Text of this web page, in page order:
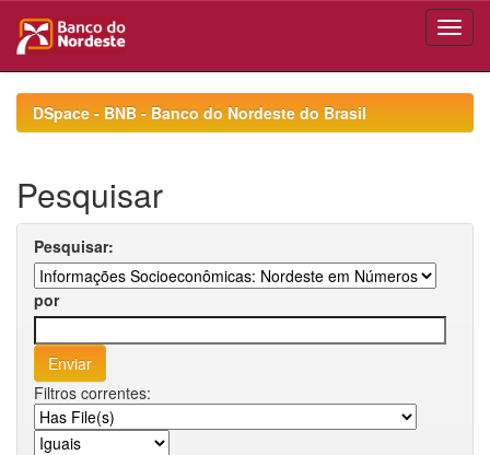
navigationDSpace - BNB - Banco do Nordeste do Brasil
Pesquisar
Pesquisar:
por
Filtros correntes: